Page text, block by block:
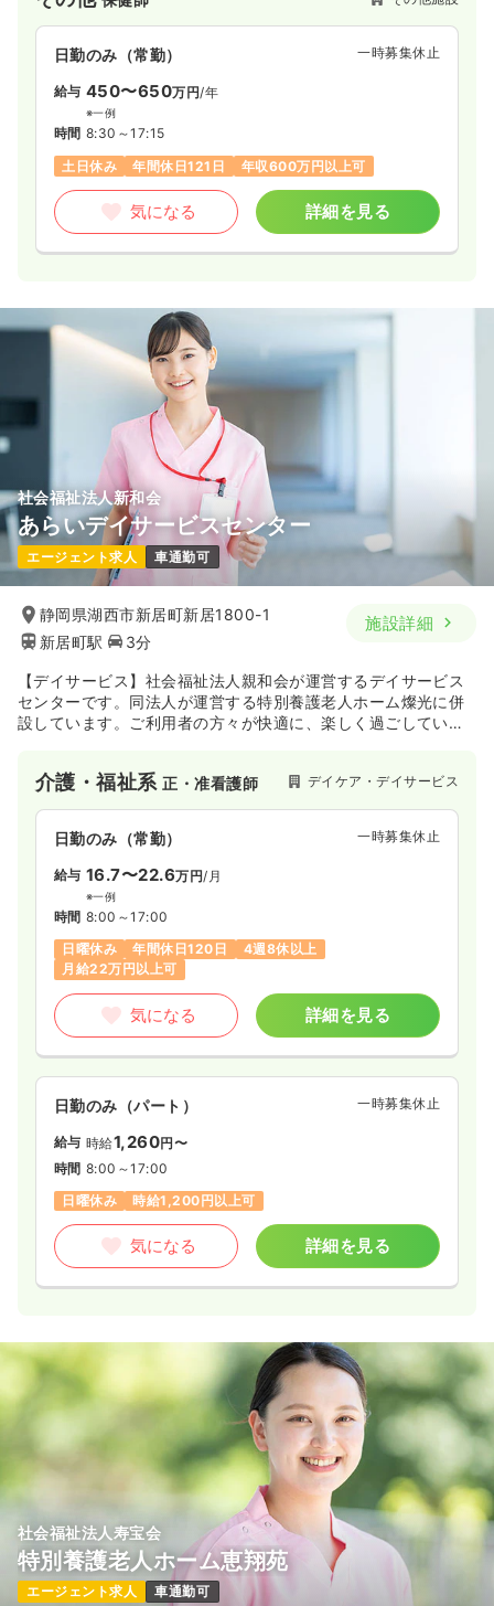
日勤のみ（常勤） 一時募集休止
給与 450〜650万円/年
※一例
時間 8:30～17:15
土日休み
年間休日121日 年収600万円以上可
気になる 詳細を見る
社会福祉法人新和会
あらいデイサービスセンター
エージェント求人 車通勤可
静岡県湖西市新居町新居1800-1
新居町駅
3分
施設詳細
【デイサービス】社会福祉法人親和会が運営するデイサービス
センターです。同法人が運営する特別養護老人ホーム燦光に併
設しています。ご利用者の方々が快適に、楽しく過ごしていた
介護・福祉系正・准看護師 デイケア・デイサービス
日勤のみ（常勤） 一時募集休止
給与 16.7〜22.6万円/月
※一例
時間 8:00～17:00
日曜休み
年間休日120日
4週8休以上
月給22万円以上可
気になる 詳細を見る
日勤のみ（パート） 一時募集休止
給与 時給1,260円〜
時間 8:00～17:00
日曜休み
時給1,200円以上可
気になる 詳細を見る
社会福祉法人寿宝会
特別養護老人ホーム恵翔苑
エージェント求人 車通勤可